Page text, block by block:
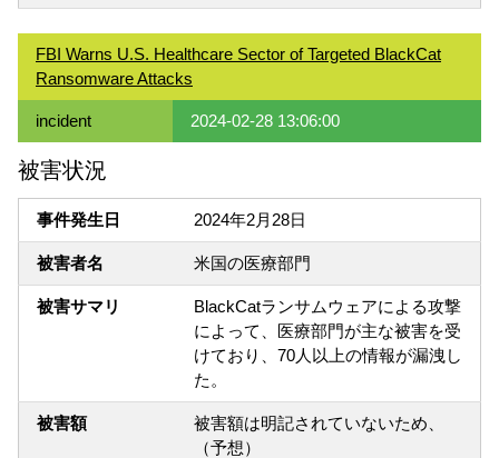
FBI Warns U.S. Healthcare Sector of Targeted BlackCat
Ransomware Attacks
incident 2024-02-28 13:06:00
被害状況
事件発生日 2024年2月28日
被害者名 米国の医療部門
被害サマリ
BlackCatランサムウェアによる攻撃
によって、医療部門が主な被害を受
けており、70人以上の情報が漏洩し
た。
被害額
被害額は明記されていないため、
（予想）